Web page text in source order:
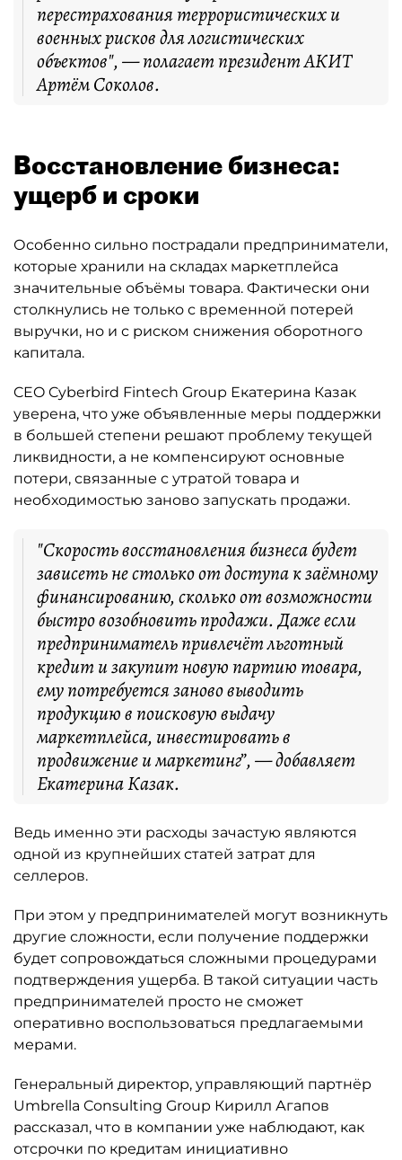
перестрахования террористических и
военных рисков для логистических
объектов", — полагает президент АКИТ
Артём Соколов.
Восстановление бизнеса:
ущерб и сроки
Особенно сильно пострадали предприниматели,
которые хранили на складах маркетплейса
значительные объёмы товара. Фактически они
столкнулись не только с временной потерей
выручки, но и с риском снижения оборотного
капитала.
CEO Cyberbird Fintech Group Екатерина Казак
уверена, что уже объявленные меры поддержки
в большей степени решают проблему текущей
ликвидности, а не компенсируют основные
потери, связанные с утратой товара и
необходимостью заново запускать продажи.
"Скорость восстановления бизнеса будет
зависеть не столько от доступа к заёмному
финансированию, сколько от возможности
быстро возобновить продажи. Даже если
предприниматель привлечёт льготный
кредит и закупит новую партию товара,
ему потребуется заново выводить
продукцию в поисковую выдачу
маркетплейса, инвестировать в
продвижение и маркетинг”, — добавляет
Екатерина Казак.
Ведь именно эти расходы зачастую являются
одной из крупнейших статей затрат для
селлеров.
При этом у предпринимателей могут возникнуть
другие сложности, если получение поддержки
будет сопровождаться сложными процедурами
подтверждения ущерба. В такой ситуации часть
предпринимателей просто не сможет
оперативно воспользоваться предлагаемыми
мерами.
Генеральный директор, управляющий партнёр
Umbrella Consulting Group Кирилл Агапов
рассказал, что в компании уже наблюдают, как
отсрочки по кредитам инициативно